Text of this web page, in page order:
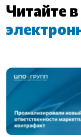
Читайте